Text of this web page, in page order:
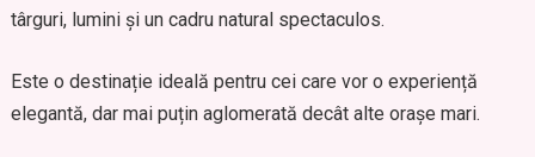
târguri, lumini și un cadru natural spectaculos.
Este o destinație ideală pentru cei care vor o experiență
elegantă, dar mai puțin aglomerată decât alte orașe mari.